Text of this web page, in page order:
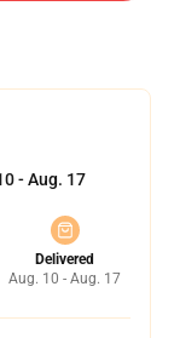
- Aug. 17
Delivered
Aug. 10 - Aug. 17